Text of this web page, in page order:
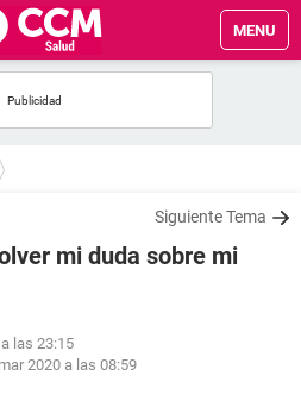
MENU
Siguiente Tema
mi duda sobre mi
las 23:15
2020 a las 08:59